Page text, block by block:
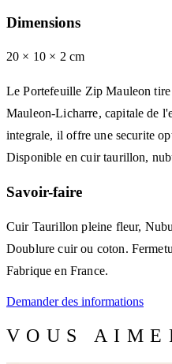
Dimensions
20 × 10 × 2 cm
Le Portefeuille Zip Mauleon
Mauleon-Licharre, capitale de
integrale, il offre une securite
Disponible en cuir taurillon,
Savoir-faire
Cuir Taurillon pleine fleur,
Doublure cuir ou coton.
Fabrique en France.
Demander des informations
VOUS